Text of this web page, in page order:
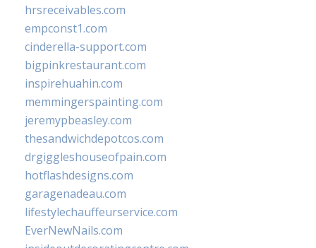
hrsreceivables.com
empconst1.com
cinderella-support.com
bigpinkrestaurant.com
inspirehuahin.com
memmingerspainting.com
jeremypbeasley.com
thesandwichdepotcos.com
drgiggleshouseofpain.com
hotflashdesigns.com
garagenadeau.com
lifestylechauffeurservice.com
EverNewNails.com